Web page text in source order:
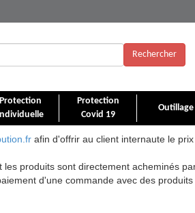
Rechercher
Protection
Protection
Covid 19
Outillage
afin d'offrir au client internaute le prix
produits sont directement acheminés
d'une commande avec des